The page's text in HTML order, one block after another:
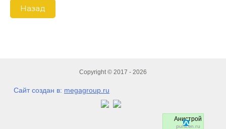
Назад
Copyright © 2017 - 2026
Сайт создан в: megagroup.ru
Анистрой
pulscen.ru